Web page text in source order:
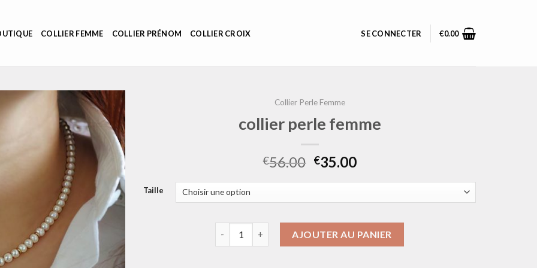
COLLIER FEMME COLLIER PRÉNOM COLLIER CROIX SE CONNECTER €0.00
Collier Perle Femme
collier perle femme
€56.00 €35.00
Taille
AJOUTER AU PANIER